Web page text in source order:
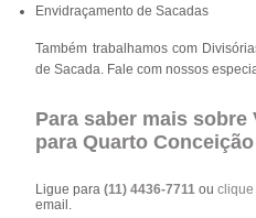
Envidraçamento de Sacadas
Também trabalhamos com
de Sacada. Fale com nossos
Para saber mais sobre
para Quarto Conceição
Ligue para(11) 4436-7711ouclique
email.